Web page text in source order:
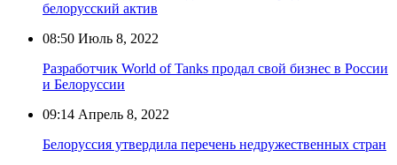
белорусский актив
08:50 Июль 8, 2022
Разработчик World of Tanks продал свой бизнес в России
и Белоруссии
09:14 Апрель 8, 2022
Белоруссия утвердила перечень недружественных стран